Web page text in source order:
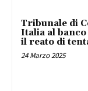
Tribunale di
Italia al
il reato di
24 Marzo 2025